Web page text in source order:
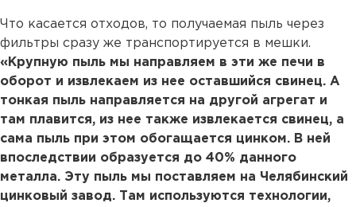
Что касается отходов, то получаемая пыль через
фильтры сразу же транспортируется в мешки.
«Крупную пыль мы направляем в эти же печи в
оборот и извлекаем из нее оставшийся свинец. А
тонкая пыль направляется на другой агрегат и
там плавится, из нее также извлекается свинец, а
сама пыль при этом обогащается цинком. В ней
впоследствии образуется до 40% данного
металла. Эту пыль мы поставляем на Челябинский
цинковый завод. Там используются технологии,